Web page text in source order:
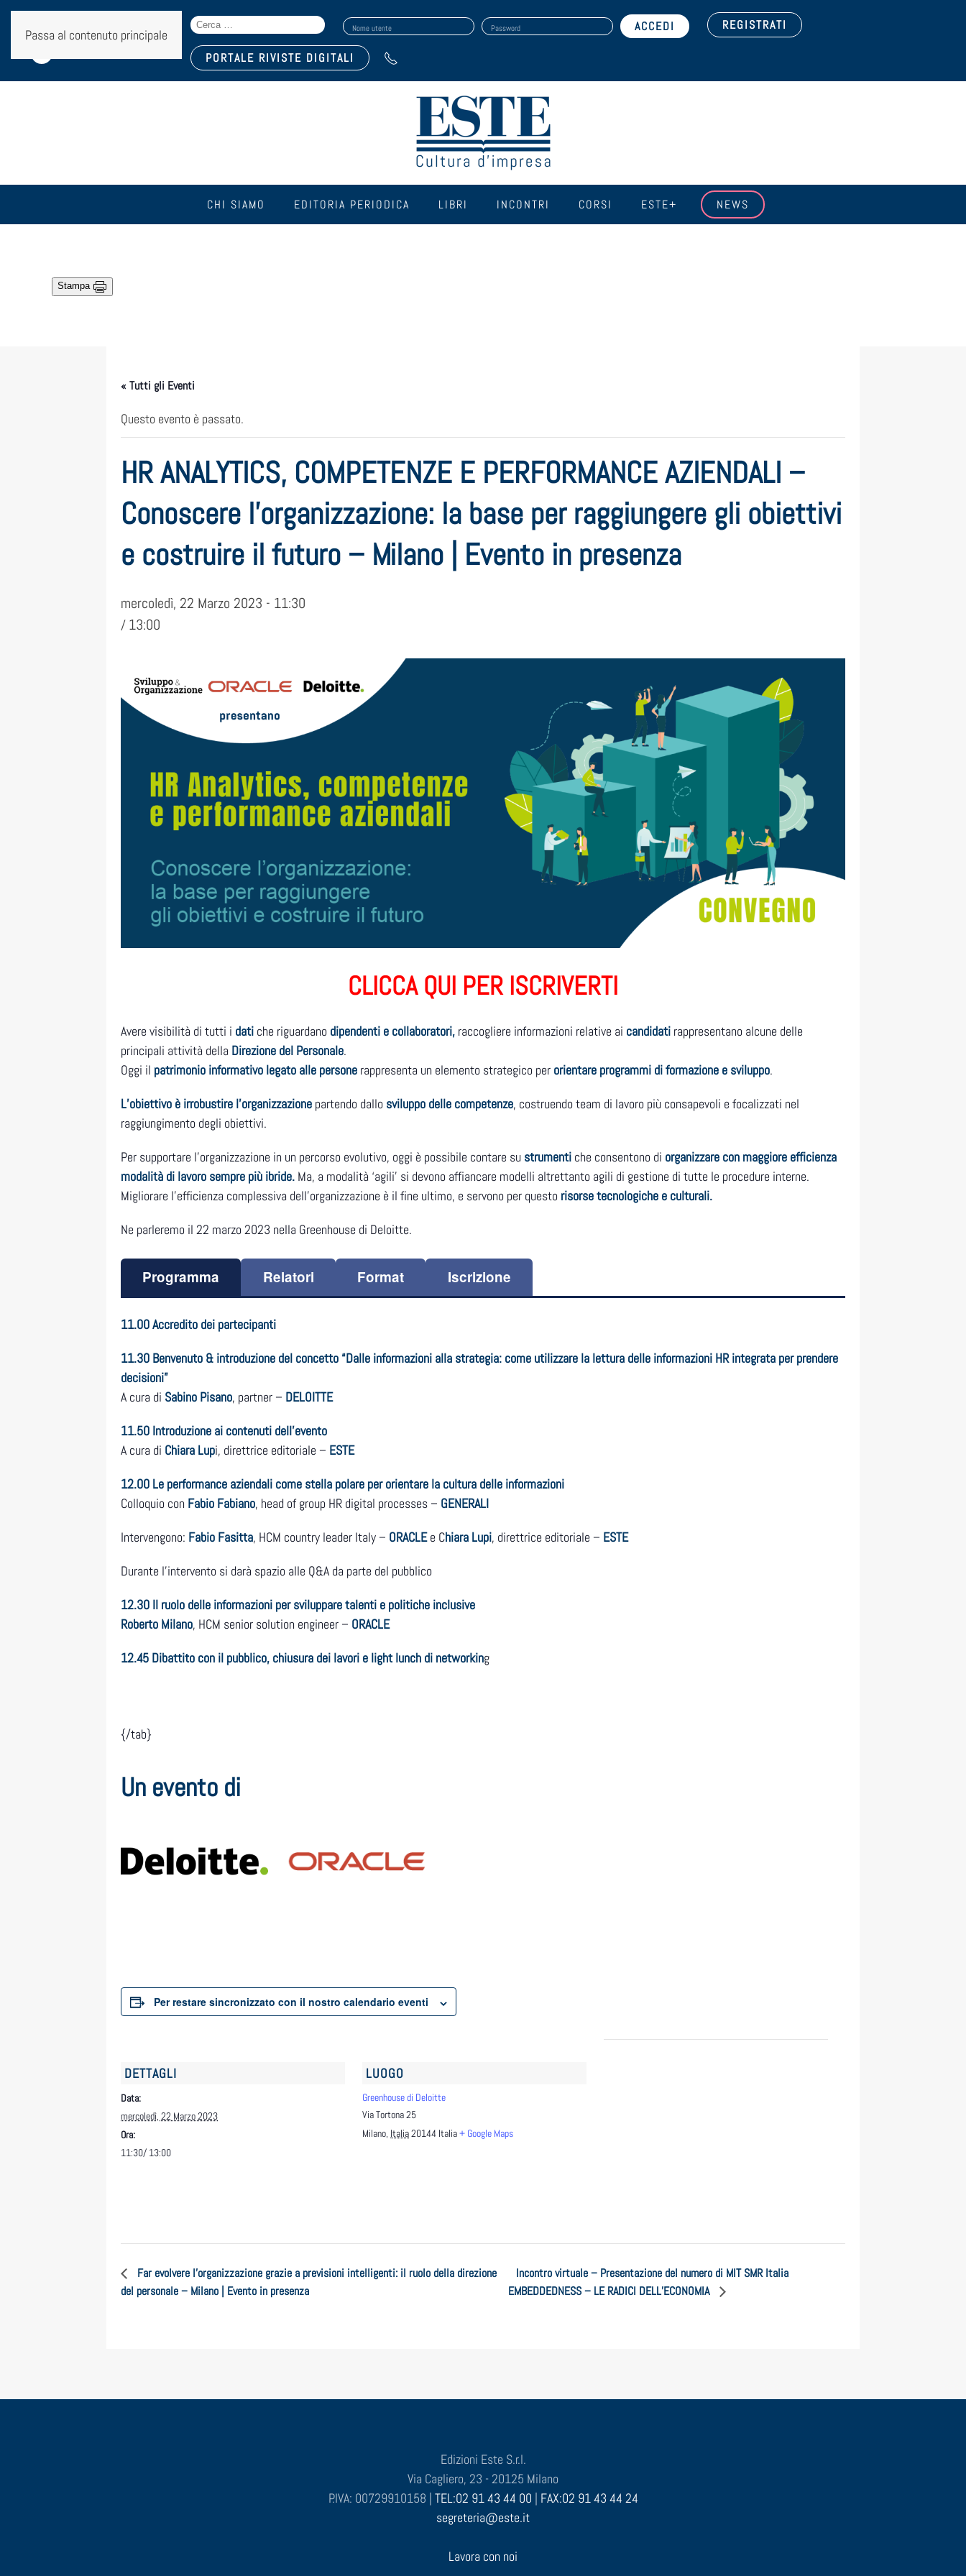
Passa al contenuto principale
Seguici sui social:
Search
for:
Nome utente Password REGISTRATI
PORTALE RIVISTE DIGITALI
CHI SIAMO EDITORIA PERIODICA LIBRI INCONTRI CORSI ESTE+ NEWS
Stampa
« Tutti gli Eventi
Questo evento è passato.
HR ANALYTICS, COMPETENZE E PERFORMANCE AZIENDALI –
Conoscere l’organizzazione: la base per raggiungere gli obiettivi
e costruire il futuro – Milano | Evento in presenza
mercoledì, 22 Marzo 2023 - 11:30
/ 13:00
CLICCA QUI PER ISCRIVERTI
Avere visibilità di tutti i dati che riguardano dipendenti e collaboratori, raccogliere informazioni relative ai candidati rappresentano alcune delle
principali attività della Direzione del Personale.
Oggi il patrimonio informativo legato alle persone rappresenta un elemento strategico per orientare programmi di formazione e sviluppo.
L’obiettivo è irrobustire l’organizzazione partendo dallo sviluppo delle competenze, costruendo team di lavoro più consapevoli e focalizzati nel
raggiungimento degli obiettivi.
Per supportare l’organizzazione in un percorso evolutivo, oggi è possibile contare su strumenti che consentono di organizzare con maggiore efficienza
modalità di lavoro sempre più ibride. Ma, a modalità ‘agili’ si devono affiancare modelli altrettanto agili di gestione di tutte le procedure interne.
Migliorare l’efficienza complessiva dell’organizzazione è il fine ultimo, e servono per questo risorse tecnologiche e culturali.
Ne parleremo il 22 marzo 2023 nella Greenhouse di Deloitte.
Programma Relatori Format Iscrizione
11.00 Accredito dei partecipanti
11.30 Benvenuto & introduzione del concetto “Dalle informazioni alla strategia: come utilizzare la lettura delle informazioni HR integrata per prendere
decisioni”
A cura di Sabino Pisano, partner – DELOITTE
11.50 Introduzione ai contenuti dell’evento
A cura di Chiara Lupi, direttrice editoriale – ESTE
12.00 Le performance aziendali come stella polare per orientare la cultura delle informazioni
Colloquio con Fabio Fabiano, head of group HR digital processes – GENERALI
Intervengono: Fabio Fasitta, HCM country leader Italy – ORACLEe Chiara Lupi, direttrice editoriale – ESTE
Durante l’intervento si darà spazio alle Q&A da parte del pubblico
12.30 Il ruolo delle informazioni per sviluppare talenti e politiche inclusive
Roberto Milano, HCM senior solution engineer – ORACLE
12.45 Dibattito con il pubblico, chiusura dei lavori e light lunch di networking
{/tab}
Un evento di
Per restare sincronizzato con il nostro calendario eventi
DETTAGLI
Data:
mercoledì, 22 Marzo 2023
Ora:
11:30/ 13:00
LUOGO
Greenhouse di Deloitte
Via Tortona 25
Milano, Italia20144 Italia+ Google Maps
Far evolvere l’organizzazione grazie a previsioni intelligenti: il ruolo della direzione
del personale – Milano | Evento in presenza
Incontro virtuale – Presentazione del numero di MIT SMR Italia
EMBEDDEDNESS – LE RADICI DELL’ECONOMIA
Edizioni Este S.r.l.
Via Cagliero, 23 - 20125 Milano
P.IVA: 00729910158 | TEL:02 91 43 44 00 | FAX:02 91 43 44 24
segreteria@este.it
Lavora con noi